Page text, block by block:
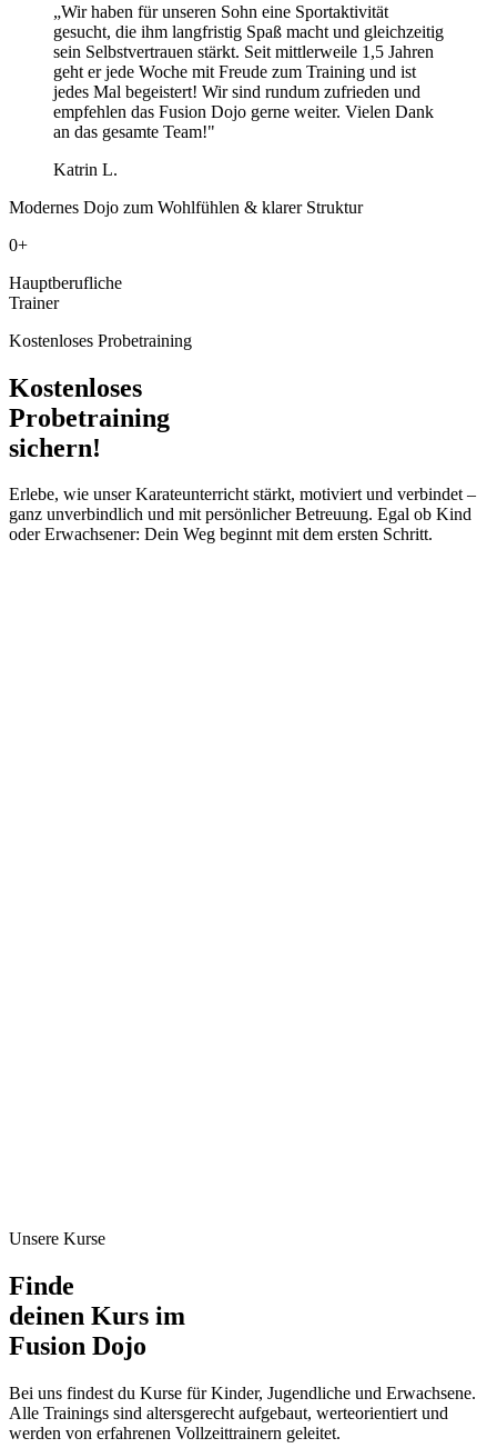
„Wir haben für unseren Sohn eine Sportaktivität
gesucht, die ihm langfristig Spaß macht und gleichzeitig
sein Selbstvertrauen stärkt. Seit mittlerweile 1,5 Jahren
geht er jede Woche mit Freude zum Training und ist
jedes Mal begeistert! Wir sind rundum zufrieden und
empfehlen das Fusion Dojo gerne weiter. Vielen Dank
an das gesamte Team!"
Katrin L.
Modernes Dojo zum Wohlfühlen & klarer Struktur
0+
Hauptberufliche
Trainer
Kostenloses Probetraining
Kostenloses
Probetraining
sichern!
Erlebe, wie unser Karateunterricht stärkt, motiviert und verbindet –
ganz unverbindlich und mit persönlicher Betreuung. Egal ob Kind
oder Erwachsener: Dein Weg beginnt mit dem ersten Schritt.
Unsere Kurse
Finde
deinen Kurs im
Fusion Dojo
Bei uns findest du Kurse für Kinder, Jugendliche und Erwachsene.
Alle Trainings sind altersgerecht aufgebaut, werteorientiert und
werden von erfahrenen Vollzeittrainern geleitet.